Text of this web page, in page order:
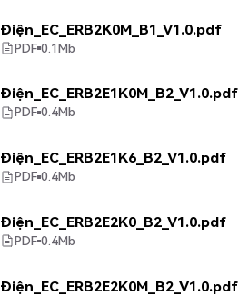
Điện_EC_ERB2K0M_B1_V1.0.pdf
PDF 0.1Mb
Điện_EC_ERB2E1K0M_B2_V1.0.pdf
PDF 0.4Mb
Điện_EC_ERB2E1K6_B2_V1.0.pdf
PDF 0.4Mb
Điện_EC_ERB2E2K0_B2_V1.0.pdf
PDF 0.4Mb
Điện_EC_ERB2E2K0M_B2_V1.0.pdf